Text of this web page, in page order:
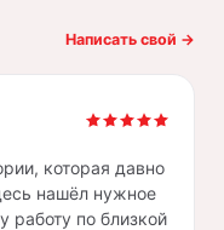
Написать свой →
которая давно
нашёл нужное
работу по близкой